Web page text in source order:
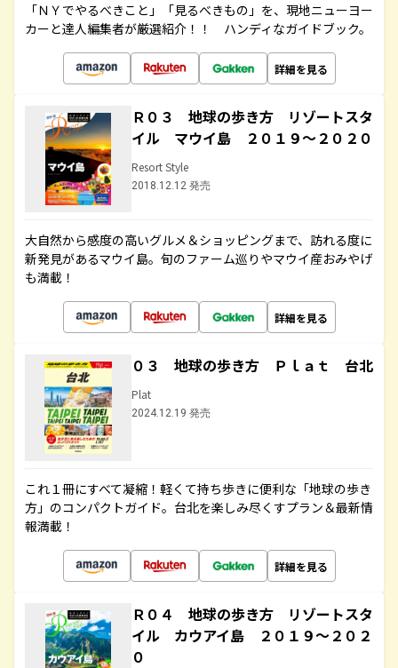
「ＮＹでやるべきこと」「見るべきもの」を、現地ニューヨー
カーと達人編集者が厳選紹介！！ ハンディなガイドブック。
詳細を見る
Ｒ０３ 地球の歩き方 リゾートスタ
イル マウイ島 ２０１９～２０２０
Resort Style
2018.12.12 発売
大自然から感度の高いグルメ＆ショッピングまで、訪れる度に
新発見があるマウイ島。旬のファーム巡りやマウイ産おみやげ
も満載！
詳細を見る
０３ 地球の歩き方 Ｐｌａｔ 台北
Plat
2024.12.19 発売
これ１冊にすべて凝縮！軽くて持ち歩きに便利な「地球の歩き
方」のコンパクトガイド。台北を楽しみ尽くすプラン＆最新情
報満載！
詳細を見る
Ｒ０４ 地球の歩き方 リゾートスタ
イル カウアイ島 ２０１９～２０２
０